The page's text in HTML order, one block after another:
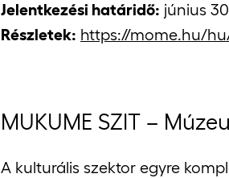
Jelentkezési határidő: június
Részletek: https://mome.hu/
MUKUME SZIT –
A kulturális szektor egyre